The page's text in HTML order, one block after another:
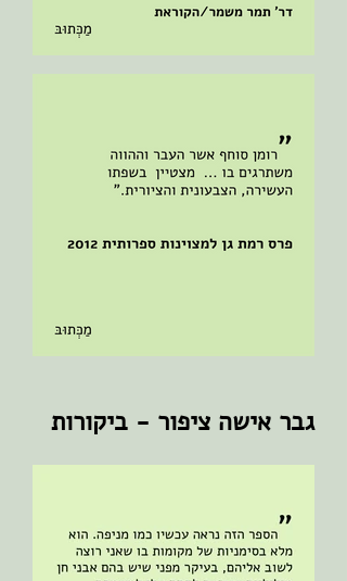
גבר אישה ציפור - ביקורות